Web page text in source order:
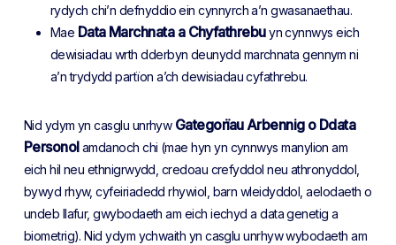
rydych chi’n defnyddio ein cynnyrch a’n gwasanaethau.
Mae Data Marchnata a Chyfathrebuyn cynnwys eich
dewisiadau wrth dderbyn deunydd marchnata gennym ni
a’n trydydd partïon a’ch dewisiadau cyfathrebu.
Nid ydym yn casglu unrhyw Gategorïau Arbennig o Ddata
Personol amdanoch chi (mae hyn yn cynnwys manylion am
eich hil neu ethnigrwydd, credoau crefyddol neu athronyddol,
bywyd rhyw, cyfeiriadedd rhywiol, barn wleidyddol, aelodaeth o
undeb llafur, gwybodaeth am eich iechyd a data genetig a
biometrig). Nid ydym ychwaith yn casglu unrhyw wybodaeth am